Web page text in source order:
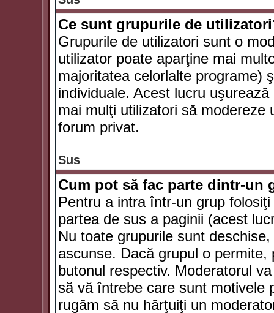
Ce sunt grupurile de
Grupurile de utilizatori sunt o
utilizator poate aparţine mai
majoritatea celorlalte programe)
individuale. Acest lucru
mai mulţi utilizatori să
forum privat.
Sus
Cum pot să fac parte dintr-un
Pentru a intra într-un grup
partea de sus a paginii (acest
Nu toate grupurile sunt
ascunse. Dacă grupul o
butonul respectiv. Moderatorul
să vă întrebe care sunt motivele
rugăm să nu hărţuiţi un